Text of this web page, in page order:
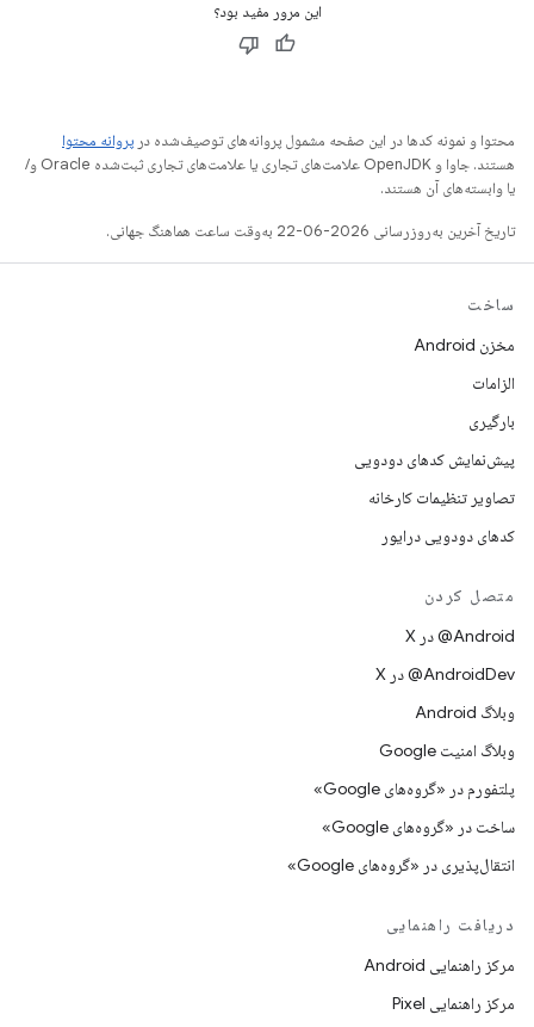
این مرور مفید بود؟
محتوا و نمونه کدها در این صفحه مشمول پروانه‌های توصیف‌شده در پروانه محتوا
هستند. جاوا و OpenJDK علامت‌های تجاری یا علامت‌های تجاری ثبت‌شده Oracle و/
یا وابسته‌های آن هستند.
تاریخ آخرین به‌روزرسانی 2026-06-22 به‌وقت ساعت هماهنگ جهانی.
ساخت
مخزن Android
الزامات
بارگیری
پیش‌نمایش کدهای دودویی
تصاویر تنظیمات کارخانه
کدهای دودویی درایور
متصل کردن
‫‎@Android در X
‫‎@AndroidDev در X
وبلاگ Android
وبلاگ امنیت Google
پلتفورم در «گروه‌های Google»
ساخت در «گروه‌های Google»
انتقال‌پذیری در «گروه‌های Google»
دریافت راهنمایی
مرکز راهنمایی Android
مرکز راهنمایی Pixel